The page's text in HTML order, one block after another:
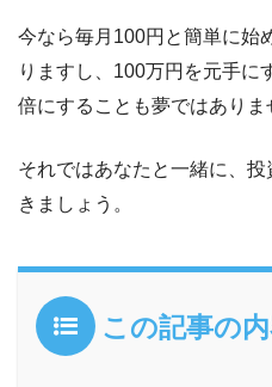
今なら毎月100円と簡単に始
りますし、100万円を元手に
倍にすることも夢ではありま
それではあなたと一緒に、
きましょう。
この記事の